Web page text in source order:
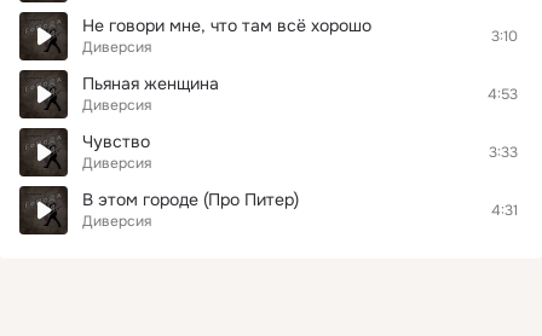
Не говори мне, что там всё хорошо
Диверсия
3:10
Пьяная женщина
Диверсия
4:53
Чувство
Диверсия
3:33
В этом городе (Про Питер)
Диверсия
4:31